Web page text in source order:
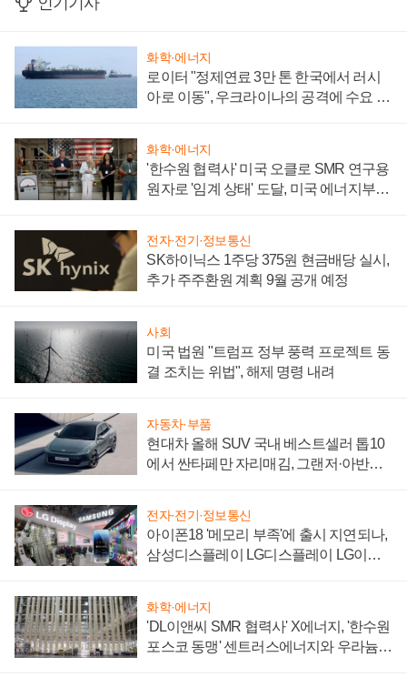
화학·에너지
로이터 "정제연료 3만 톤 한국에서 러시
아로 이동", 우크라이나의 공격에 수요 늘
화학·에너지
'한수원 협력사' 미국 오클로 SMR 연구용
원자로 '임계 상태' 도달, 미국 에너지부
전자·전기·정보통신
SK하이닉스 1주당 375원 현금배당 실시,
추가 주주환원 계획 9월 공개 예정
사회
미국 법원 "트럼프 정부 풍력 프로젝트 동
결 조치는 위법", 해제 명령 내려
자동차·부품
현대차 올해 SUV 국내 베스트셀러 톱10
에서 싼타페만 자리매김, 그랜저·아반떼
전자·전기·정보통신
아이폰18 '메모리 부족'에 출시 지연되나,
삼성디스플레이 LG디스플레이 LG이노
화학·에너지
'DL이앤씨 SMR 협력사' X에너지, '한수원
포스코 동맹' 센트러스에너지와 우라늄